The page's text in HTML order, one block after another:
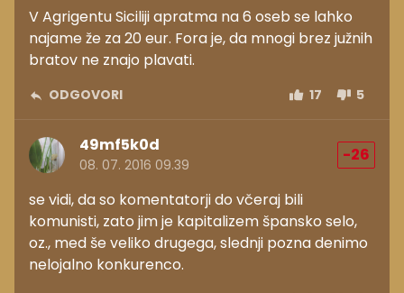
V Agrigentu Siciliji apratma na 6 oseb se lahko
najame že za 20 eur. Fora je, da mnogi brez južnih
bratov ne znajo plavati.
ODGOVORI 17 5
49mf5k0d
08. 07. 2016 09.39
-26
se vidi, da so komentatorji do včeraj bili
komunisti, zato jim je kapitalizem špansko selo,
oz., med še veliko drugega, slednji pozna denimo
nelojalno konkurenco.